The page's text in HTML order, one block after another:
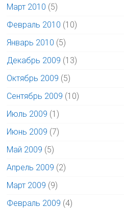
Март 2010 (5)
Февраль 2010 (10)
Январь 2010 (5)
Декабрь 2009 (13)
Октябрь 2009 (5)
Сентябрь 2009 (10)
Июль 2009 (1)
Июнь 2009 (7)
Май 2009 (5)
Апрель 2009 (2)
Март 2009 (9)
Февраль 2009 (4)